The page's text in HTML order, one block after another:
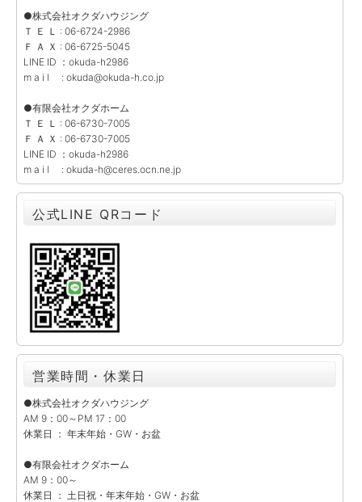
●株式会社オクダハウジング
Ｔ Ｅ Ｌ : 06-6724-2986
Ｆ Ａ Ｘ : 06-6725-5045
LINE ID ：okuda-h2986
m a i l : okuda@okuda-h.co.jp
●有限会社オクダホーム
Ｔ Ｅ Ｌ : 06-6730-7005
Ｆ Ａ Ｘ : 06-6730-7005
LINE ID ：okuda-h2986
m a i l : okuda-h@ceres.ocn.ne.jp
公式LINE QRコード
営業時間・休業日
●株式会社オクダハウジング
AM 9：00～PM 17：00
休業日 ： 年末年始・GW・お盆
●有限会社オクダホーム
AM 9：00～
休業日 ： 土日祝・年末年始・GW・お盆